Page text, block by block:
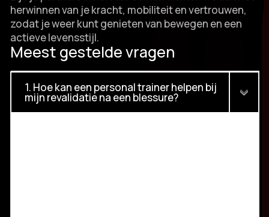
herwinnen van je kracht, mobiliteit en vertrouwen,
zodat je weer kunt genieten van bewegen en een
actieve levensstijl.​
Meest gestelde vragen
1. Hoe kan een personal trainer helpen bij
mijn revalidatie na een blessure?